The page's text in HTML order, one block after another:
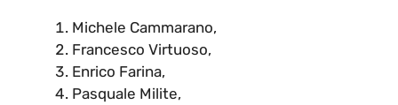
Michele Cammarano,
Francesco Virtuoso,
Enrico Farina,
Pasquale Milite,